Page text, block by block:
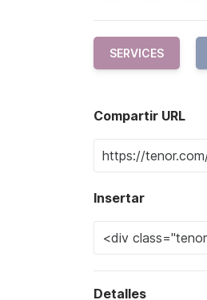
SERVICES
Compartir URL
Insertar
Detalles